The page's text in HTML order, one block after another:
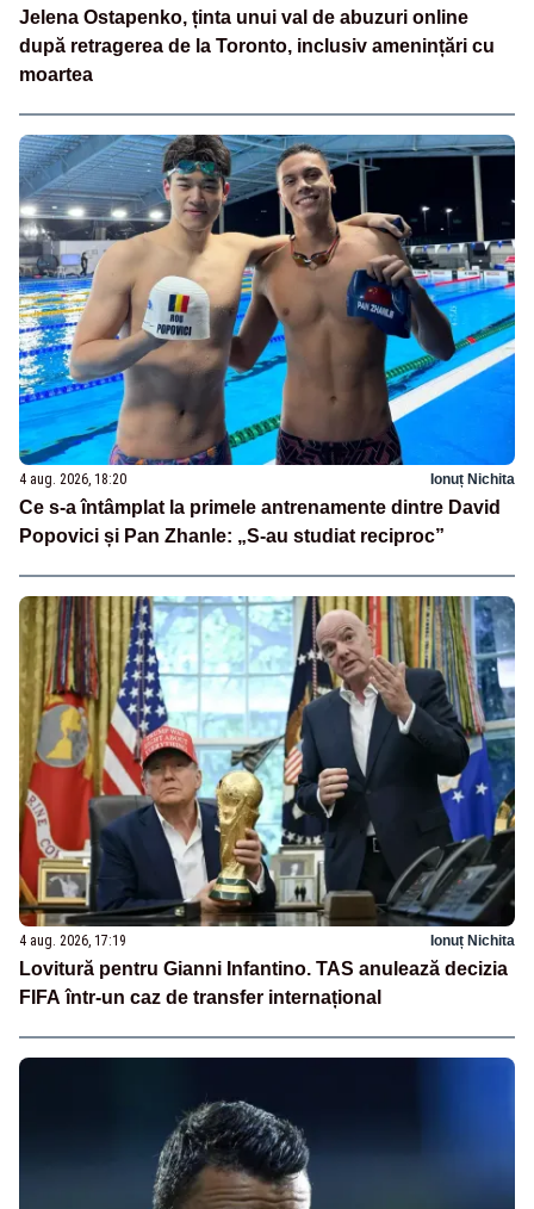
Jelena Ostapenko, ținta unui val de abuzuri online
după retragerea de la Toronto, inclusiv amenințări cu
moartea
4 aug. 2026, 18:20 Ionuț Nichita
Ce s-a întâmplat la primele antrenamente dintre David
Popovici și Pan Zhanle: „S-au studiat reciproc”
4 aug. 2026, 17:19 Ionuț Nichita
Lovitură pentru Gianni Infantino. TAS anulează decizia
FIFA într-un caz de transfer internațional